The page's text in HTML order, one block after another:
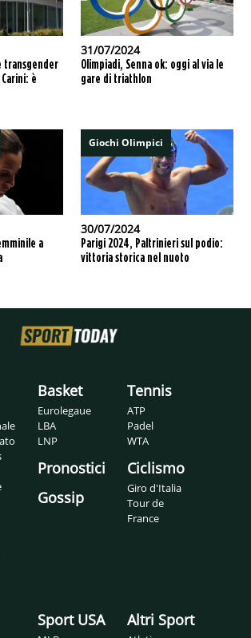
transgender
è
31/07/2024
Olimpiadi, Senna ok: oggi al via le
gare di triathlon
a
Giochi Olimpici
30/07/2024
Parigi 2024, Paltrinieri sul podio:
vittoria storica nel nuoto
Basket
Eurolegaue
LBA
LNP
Pronostici
Gossip
Tennis
ATP
Padel
WTA
Ciclismo
Giro d'Italia
Tour de
France
Sport USA Altri Sport